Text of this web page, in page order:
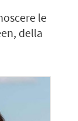
le
della